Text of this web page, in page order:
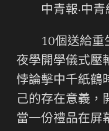
中青報·中
10個送給重
夜學開學儀式壓
悖論擊中千紙鶴
己的存在意義，
當一份禮品在屏